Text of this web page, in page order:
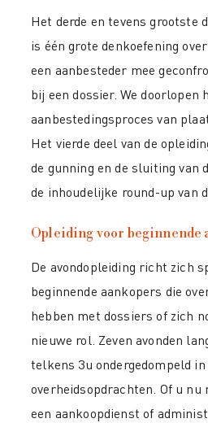
Het derde en tevens grootste
is één grote denkoefening
een aanbesteder mee
bij een dossier. We doorlopen
aanbestedingsproces van
Het vierde deel van de
de gunning en de sluiting van
de inhoudelijke round-up van
Opleiding voor beginnende
De avondopleiding richt zich
beginnende aankopers die
hebben met dossiers of zich
nieuwe rol. Zeven avonden
telkens 3u ondergedompeld in
overheidsopdrachten. Of u
een aankoopdienst of